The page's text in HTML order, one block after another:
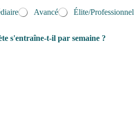
Avancé Élite/Professionnel
s'entraîne-t-il par semaine ?